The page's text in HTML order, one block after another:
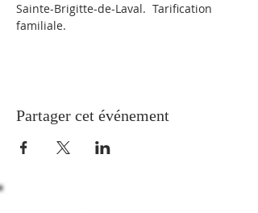
Sainte-Brigitte-de-Laval.  Tarification
familiale.
Partager cet événement